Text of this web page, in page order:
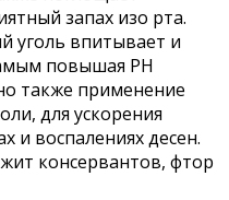
запах изо рта.
уголь впитывает и
повышая PH
также применение
для ускорения
и воспалениях десен.
консервантов, фтор